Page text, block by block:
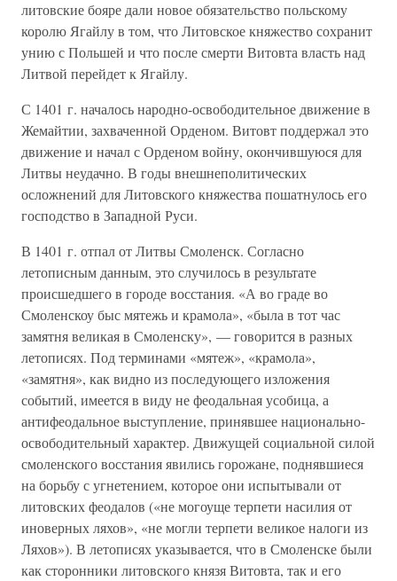
литовские бояре дали новое обязательство польскому
королю Ягайлу в том, что Литовское княжество сохранит
унию с Польшей и что после смерти Витовта власть над
Литвой перейдет к Ягайлу.
С 1401 г. началось народно-освободительное движение в
Жемайтии, захваченной Орденом. Витовт поддержал это
движение и начал с Орденом войну, окончившуюся для
Литвы неудачно. В годы внешнеполитических
осложнений для Литовского княжества пошатнулось его
господство в Западной Руси.
В 1401 г. отпал от Литвы Смоленск. Согласно
летописным данным, это случилось в результате
происшедшего в городе восстания. «А во граде во
Смоленскоу быс мятежь и крамола», «была в тот час
замятня великая в Смоленску», — говорится в разных
летописях. Под терминами «мятеж», «крамола»,
«замятня», как видно из последующего изложения
событий, имеется в виду не феодальная усобица, а
антифеодальное выступление, принявшее национально-
освободительный характер. Движущей социальной силой
смоленского восстания явились горожане, поднявшиеся
на борьбу с угнетением, которое они испытывали от
литовских феодалов («не могоуще терпети насилия от
иноверных ляхов», «не могли терпети великое налоги из
Ляхов»). В летописях указывается, что в Смоленске были
как сторонники литовского князя Витовта, так и его